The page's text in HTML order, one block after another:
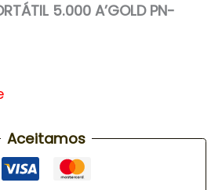
5.000 A’GOLD PN-
Aceitamos